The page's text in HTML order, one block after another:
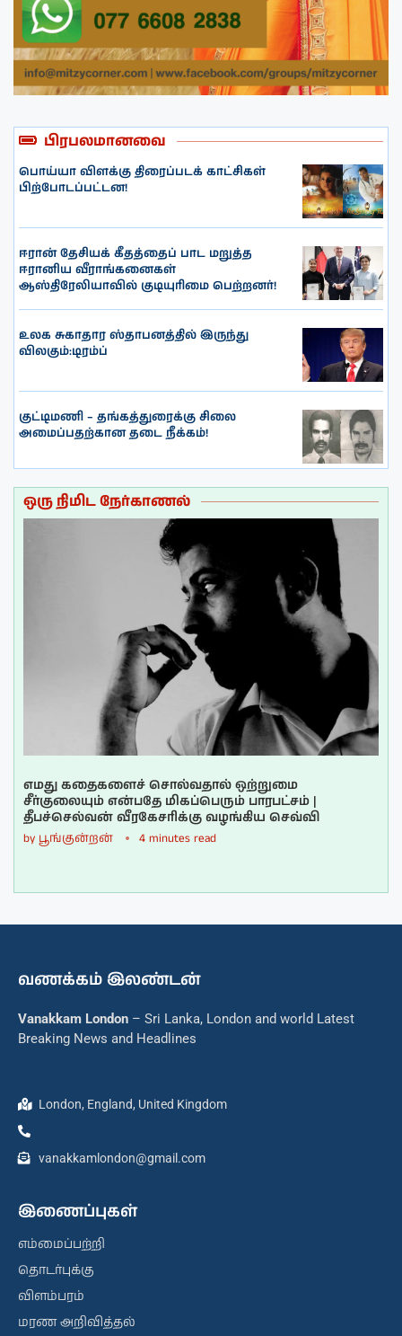
பிரபலமானவை
பொய்யா விளக்கு திரைப்படக் காட்சிகள்
பிற்போடப்பட்டன!
ஈரான் தேசியக் கீதத்தைப் பாட மறுத்த
ஈரானிய வீராங்கனைகள்
ஆஸ்திரேலியாவில் குடியுரிமை பெற்றனர்!
உலக சுகாதார ஸ்தாபனத்தில் இருந்து
விலகும்:டிரம்ப்
குட்டிமணி – தங்கத்துரைக்கு சிலை
அமைப்பதற்கான தடை நீக்கம்!
ஒரு நிமிட நேர்காணல்
எமது கதைகளைச் சொல்வதால் ஒற்றுமை
சீர்குலையும் என்பதே மிகப்பெரும் பாரபட்சம் |
தீபச்செல்வன் வீரகேசரிக்கு வழங்கிய செவ்வி
by பூங்குன்றன் 4 minutes read
வணக்கம் இலண்டன்
Vanakkam London – Sri Lanka, London and world Latest
Breaking News and Headlines
London, England, United Kingdom
vanakkamlondon@gmail.com
இணைப்புகள்
எம்மைப்பற்றி
தொடர்புக்கு
விளம்பரம்
மரண அறிவித்தல்